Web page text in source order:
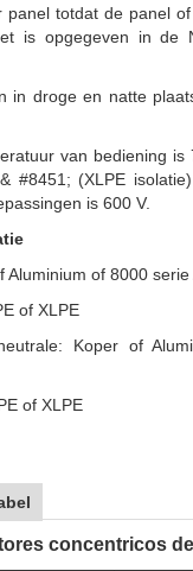
panel totdat de panel
is opgegeven in de
in droge en natte
van bediening is
#8451; (XLPE
is 600 V.
Aluminium of 8000
of XLPE
Koper of
of XLPE
concentricos